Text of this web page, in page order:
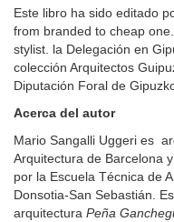
Este libro ha sido editado
from branded to cheap
stylist. la Delegación en
colección Arquitectos
Diputación Foral de
Acerca del autor
Mario Sangalli Uggeri es
Arquitectura de Barcelona
por la Escuela Técnica de
Donsotia-San Sebastián.
arquitectura Peña